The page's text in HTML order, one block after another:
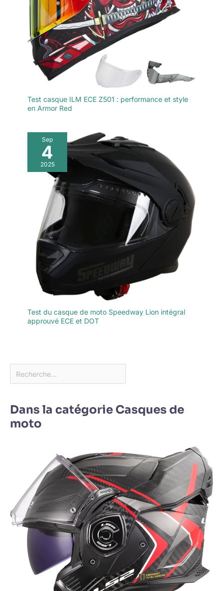
Test casque ILM ECE Z501 : performance et style
en Armor Red
Sep
4
2025
Test du casque de moto Speedway Lion intégral
approuvé ECE et DOT
Dans la catégorie Casques de
moto